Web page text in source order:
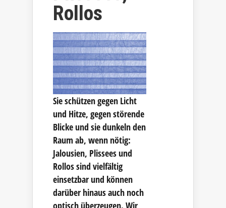
Rollos
Sie schützen gegen Licht
und Hitze, gegen störende
Blicke und sie dunkeln den
Raum ab, wenn nötig:
Jalousien, Plissees und
Rollos sind vielfältig
einsetzbar und können
darüber hinaus auch noch